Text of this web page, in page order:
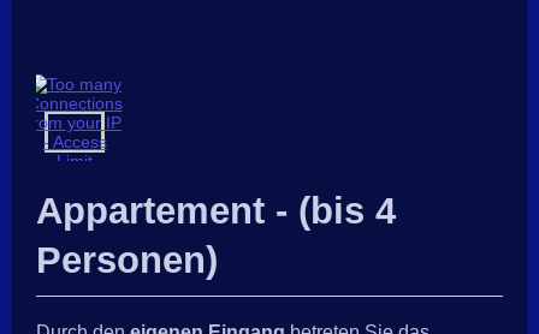
Appartement - (bis 4
Personen)